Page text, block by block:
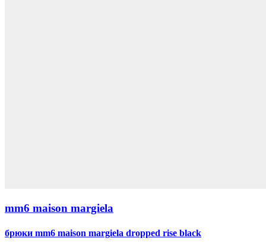
mm6 maison margiela
брюки mm6 maison margiela dropped rise black